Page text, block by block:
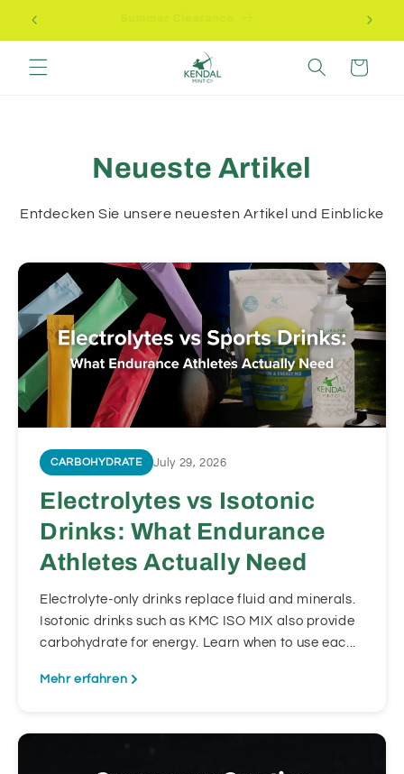
zum
Inhalt
Warenkorb
Neueste Artikel
Entdecken Sie unsere neuesten Artikel und Einblicke
CARBOHYDRATE July 29, 2026
Electrolytes vs Isotonic
Drinks: What Endurance
Athletes Actually Need
Electrolyte-only drinks replace fluid and minerals.
Isotonic drinks such as KMC ISO MIX also provide
carbohydrate for energy. Learn when to use eac...
Mehr erfahren